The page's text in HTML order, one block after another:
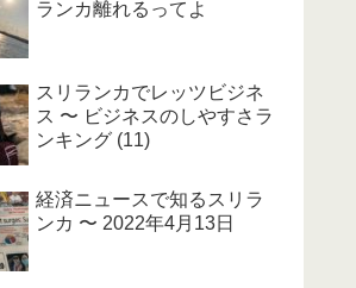
ランカ離れるってよ
スリランカでレッツビジネ
ス 〜 ビジネスのしやすさラ
ンキング (11)
経済ニュースで知るスリラ
ンカ 〜 2022年4月13日